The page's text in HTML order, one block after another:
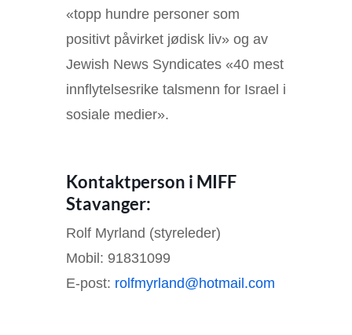
«topp hundre personer som
positivt påvirket jødisk liv» og av
Jewish News Syndicates «40 mest
innflytelsesrike talsmenn for Israel i
sosiale medier».
Kontaktperson i MIFF
Stavanger:
Rolf Myrland (styreleder)
Mobil: 91831099
E-post: rolfmyrland@hotmail.com